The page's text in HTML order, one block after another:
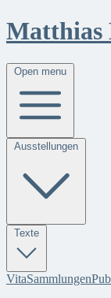
VitaSammlungen